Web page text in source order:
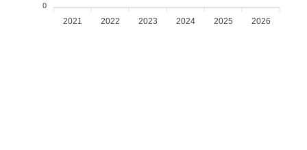
2021 2022 2023 2024 2025 2026
0